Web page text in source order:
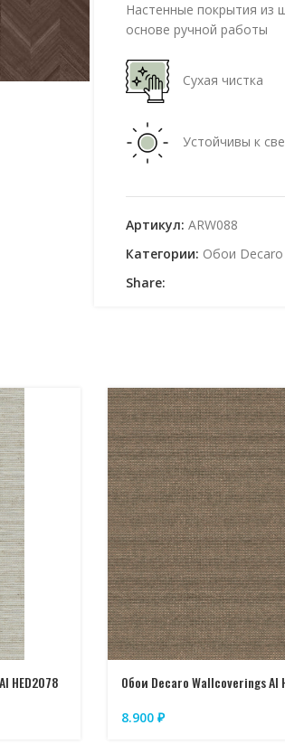
Настенные покрытия из
основе ручной работы
Сухая чистка
Устойчивы к
Артикул: ARW088
Категории: Обои Decaro
Share:
HED2078 Обои Decaro Wallcoverings AI
8.900 ₽